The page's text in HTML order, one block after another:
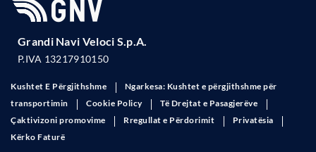
Grandi Navi Veloci S.p.A.
P.IVA 13217910150
Kushtet E Përgjithshme
Ngarkesa: Kushtet e përgjithshme për
transportimin
Cookie Policy
Të Drejtat e Pasagjerëve
Çaktivizoni promovime
Rregullat e Përdorimit
Privatësia
Kërko Faturë